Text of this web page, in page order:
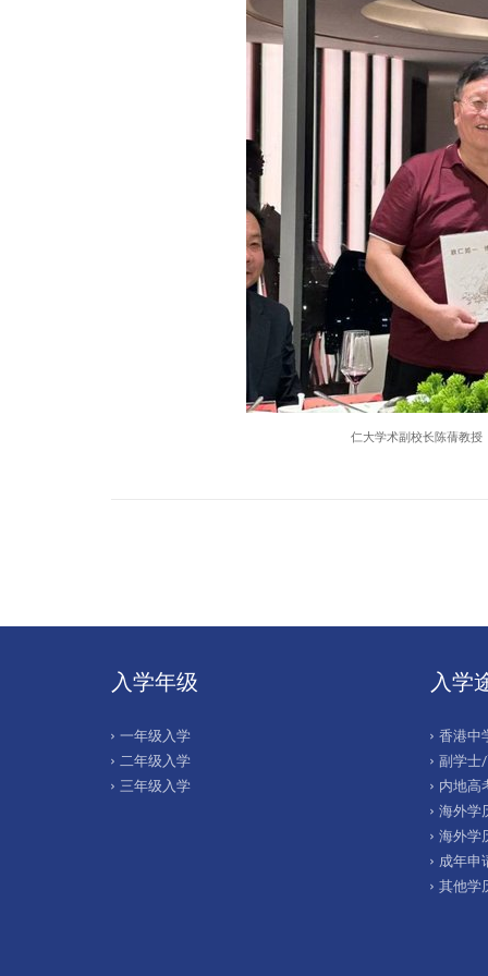
仁大学术副校长陈蒨教授
入学年级
一年级入学
二年级入学
三年级入学
入学
香港中
副学士
内地高
海外学
海外学
成年申
其他学